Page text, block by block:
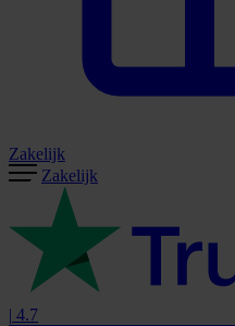
Zakelijk
Zakelijk
| 4.7